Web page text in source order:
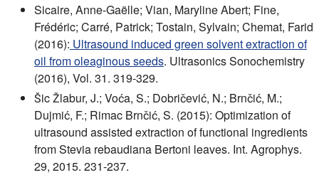
Sicaire, Anne-Gaëlle; Vian, Maryline Abert; Fine,
Frédéric; Carré, Patrick; Tostain, Sylvain; Chemat, Farid
(2016): Ultrasound induced green solvent extraction of
oil from oleaginous seeds. Ultrasonics Sonochemistry
(2016), Vol. 31. 319-329.
Šic Žlabur, J.; Voća, S.; Dobričević, N.; Brnčić, M.;
Dujmić, F.; Rimac Brnčić, S. (2015): Optimization of
ultrasound assisted extraction of functional ingredients
from Stevia rebaudiana Bertoni leaves. Int. Agrophys.
29, 2015. 231-237.